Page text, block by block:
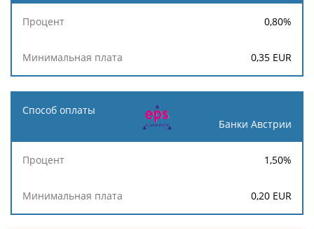
Процент 0,80%
0,35 EUR
Банки Австрии
1,50%
0,20 EUR